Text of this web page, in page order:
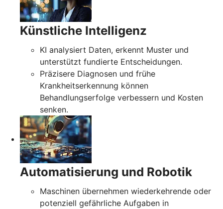
Künstliche Intelligenz
KI analysiert Daten, erkennt Muster und
unterstützt fundierte Entscheidungen.
Präzisere Diagnosen und frühe
Krankheitserkennung können
Behandlungserfolge verbessern und Kosten
senken.
Automatisierung und Robotik
Maschinen übernehmen wiederkehrende oder
potenziell gefährliche Aufgaben in